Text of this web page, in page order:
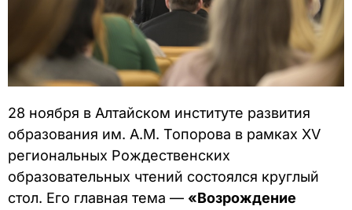
28 ноября в Алтайском институте развития
образования им. А.М. Топорова в рамках XV
региональных Рождественских
образовательных чтений состоялся круглый
стол. Его главная тема — «Возрождение